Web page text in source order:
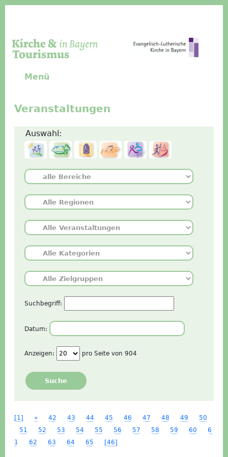
Menü
Veranstaltungen
Auswahl:
Suchbegriff:
Datum:
Anzeigen: pro Seite von 904
Suche
[1] « 42 43 44 45 46 47 48 49
50
51
52 53 54 55 56 57 58 59 60
6
1
62 63 64 65 [46]